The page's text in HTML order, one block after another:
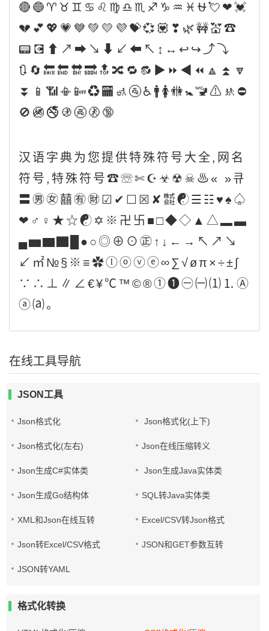
🔴🔵♈♉♊♋♌♍♎♏♐♑♒♓⛎💘❤💓
💔💕💖💗💙💚💛💜💝💞💟❣🌿🚧💒☎
📟💽⬆↗➡↘⬇↙⬅↖↕↔↩↪⤴⤵
🔃🔄🔙🔚🔛🔜🔝🔀🔁🔂▶⏩◀⏪🔼⏫🔽
⏬📱📶📳📴♻🏧🚮🚰♿🚹🚺🚻🚼🚾⚠🚸⛔
🚫🚳🚭🚯🚱🚷🔞
汉语字典为您提供特殊符号大全,网名
符号,特殊符号☎☏✄☪☣☢☠♨« »큐
〓㊚㊛囍㊒㊖☑✔☐☒✘㍿☯☰☷♥♠♤
❤♂♀★☆☯✡※卍卐■□◆◇▲△▂▃
▄▅▆▇█●○◎⊕⊙㊣↑↓←→↖↗↘
↙㎡№§※≡✿ⓛⓞⓥⓔ∞∑√øπ×÷±∫
∵∴⊥∥∠€¥℃™©®①❶㊀㈠⑴⒈Ⓐ
ⓐ⒜。
在线工具导航
JSON工具
Json格式化 Json格式化(上下)
Json格式化(左右) Json在线压缩转义
Json生成C#实体类 Json生成Java实体类
Json生成Go结构体 SQL转Java实体类
XML和Json在线互转 Excel/CSV转Json格式
Json转Excel/CSV格式 JSON和GET参数互转
JSON转YAML
格式化转换